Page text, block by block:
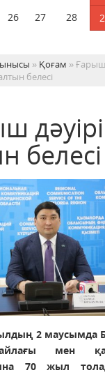
26 27 28
» Қоғам » Ғарыш
белесі
белесі
2 маусымда
мен
70 жыл